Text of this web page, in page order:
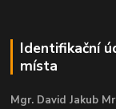
Identifikační
místa
Mgr. David Jakub